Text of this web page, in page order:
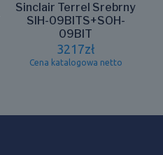
Sinclair Terrel Srebrny
SIH-09BITS+SOH-
09BIT
3217zł
Cena katalogowa netto